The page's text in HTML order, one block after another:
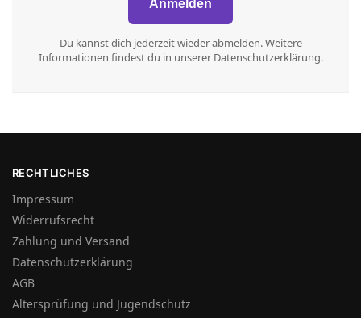
Du kannst dich jederzeit wieder abmelden. Weitere
Informationen findest du in unserer Datenschutzerklärung.
RECHTLICHES
Impressum
Widerrufsrecht
Zahlung und Versand
Datenschutzerklärung
AGB
Altersprüfung und Jugendschutz